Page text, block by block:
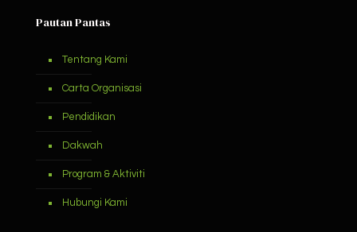
Pautan Pantas
Tentang Kami
Carta Organisasi
Pendidikan
Dakwah
Program & Aktiviti
Hubungi Kami